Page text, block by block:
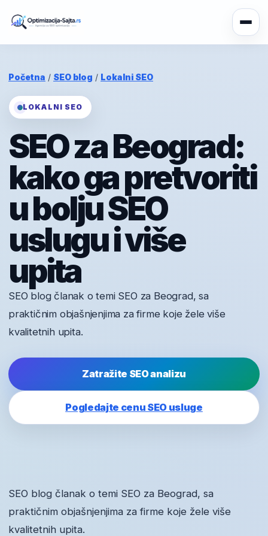
Početna / SEO blog / Lokalni SEO
LOKALNI SEO
SEO za Beograd:
kako ga pretvoriti
u bolju SEO
uslugu i više
upita
SEO blog članak o temi SEO za Beograd, sa
praktičnim objašnjenjima za firme koje žele više
kvalitetnih upita.
Zatražite SEO analizu
Pogledajte cenu SEO usluge
SEO blog članak o temi SEO za Beograd, sa
praktičnim objašnjenjima za firme koje žele više
kvalitetnih upita.